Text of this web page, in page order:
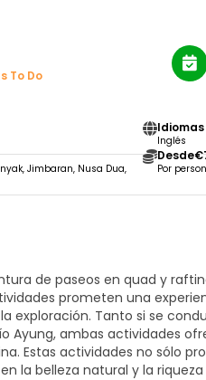
To Do
Idiomas
Inglés
Jimbaran, Nusa Dua,
Desde
Por
de paseos en quad y
prometen una
exploración. Tanto si se
Ayung, ambas actividades
Estas actividades no sólo
la belleza natural y la riqueza